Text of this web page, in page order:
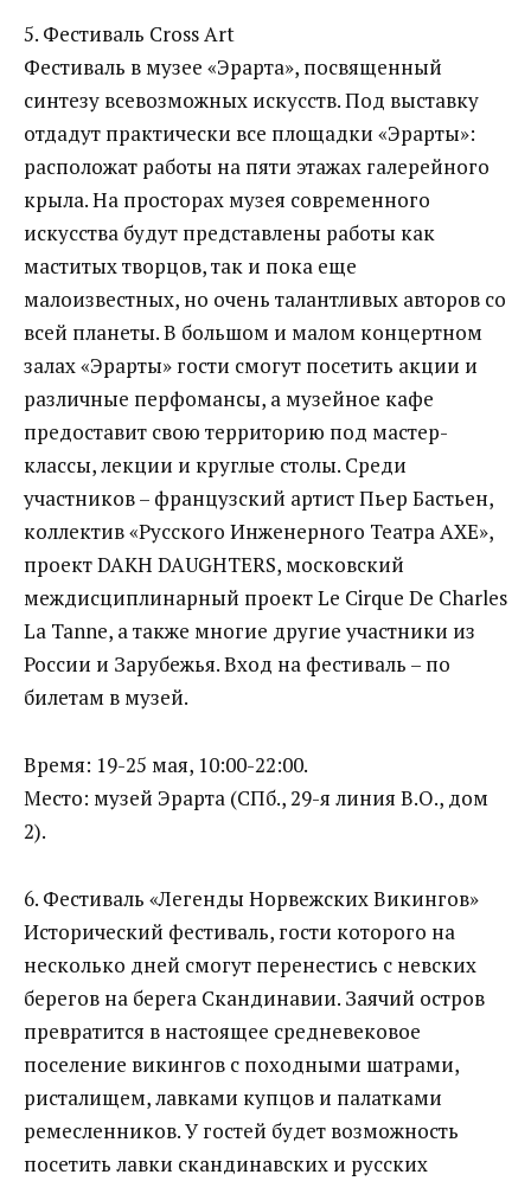
5. Фестиваль Cross Art
Фестиваль в музее «Эрарта», посвященный
синтезу всевозможных искусств. Под выставку
отдадут практически все площадки «Эрарты»:
расположат работы на пяти этажах галерейного
крыла. На просторах музея современного
искусства будут представлены работы как
маститых творцов, так и пока еще
малоизвестных, но очень талантливых авторов со
всей планеты. В большом и малом концертном
залах «Эрарты» гости смогут посетить акции и
различные перфомансы, а музейное кафе
предоставит свою территорию под мастер-
классы, лекции и круглые столы. Среди
участников – французский артист Пьер Бастьен,
коллектив «Русского Инженерного Театра АХЕ»,
проект DAKH DAUGHTERS, московский
междисциплинарный проект Le Cirque De Charles
La Tanne, а также многие другие участники из
России и Зарубежья. Вход на фестиваль – по
билетам в музей.
Время: 19-25 мая, 10:00-22:00.
Место: музей Эрарта (СПб., 29-я линия В.О., дом
2).
6. Фестиваль «Легенды Норвежских Викингов»
Исторический фестиваль, гости которого на
несколько дней смогут перенестись с невских
берегов на берега Скандинавии. Заячий остров
превратится в настоящее средневековое
поселение викингов с походными шатрами,
ристалищем, лавками купцов и палатками
ремесленников. У гостей будет возможность
посетить лавки скандинавских и русских